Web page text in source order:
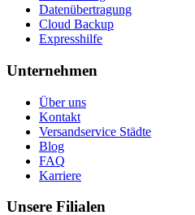
Datenübertragung
Cloud Backup
Expresshilfe
Unternehmen
Über uns
Kontakt
Versandservice Städte
Blog
FAQ
Karriere
Unsere Filialen